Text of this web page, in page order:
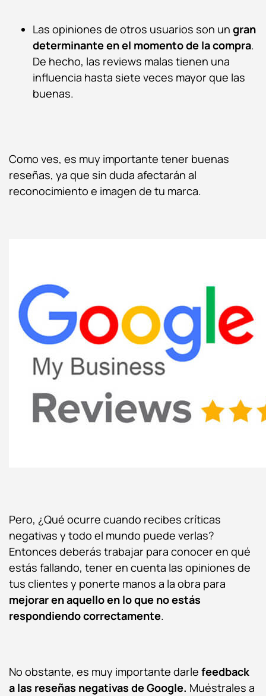
Las opiniones de otros usuarios son un gran
determinante en el momento de la compra.
De hecho, las reviews malas tienen una
influencia hasta siete veces mayor que las
buenas.
Como ves, es muy importante tener buenas
reseñas, ya que sin duda afectarán al
reconocimiento e imagen de tu marca.
Pero, ¿Qué ocurre cuando recibes críticas
negativas y todo el mundo puede verlas?
Entonces deberás trabajar para conocer en qué
estás fallando, tener en cuenta las opiniones de
tus clientes y ponerte manos a la obra para
mejorar en aquello en lo que no estás
respondiendo correctamente.
No obstante, es muy importante darle feedback
a las reseñas negativas de Google. Muéstrales a